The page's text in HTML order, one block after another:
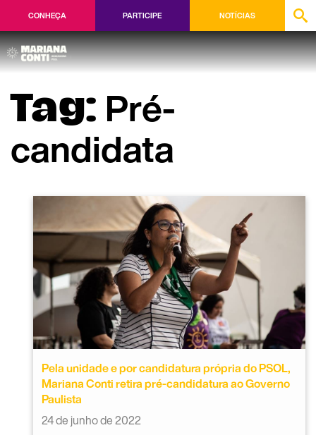
CONHEÇA PARTICIPE NOTÍCIAS
Tag: Pré-
candidata
Pela unidade e por candidatura própria do PSOL,
Mariana Conti retira pré-candidatura ao Governo
Paulista
24 de junho de 2022